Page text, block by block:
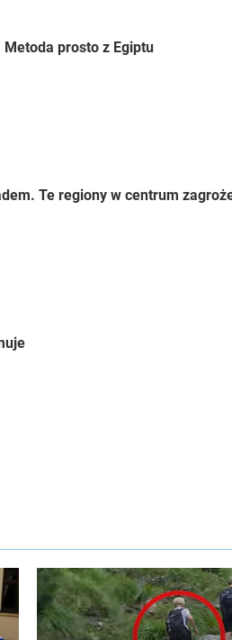
prosto z Egiptu
Te regiony w centrum